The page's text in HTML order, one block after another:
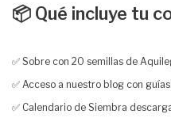
📦 Qué incluye tu
✅ Sobre con 20 semillas de
✅ Acceso a nuestro blog con
✅ Calendario de Siembra